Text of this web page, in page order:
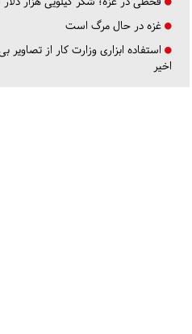
غزه در حال مرگ است
استفاده ابزاری وزارت کار از
اخیر